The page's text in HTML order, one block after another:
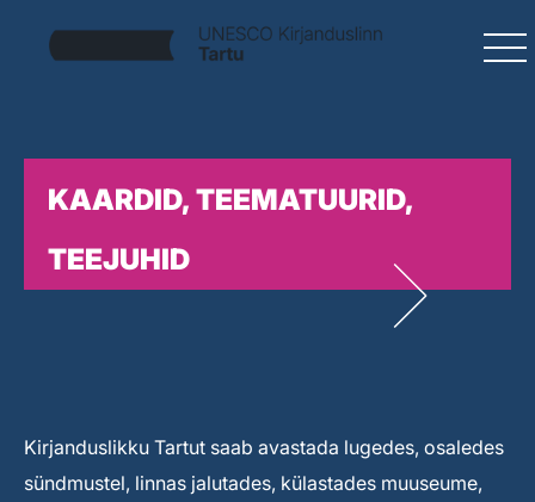
KAARDID, TEEMATUURID,
TEEJUHID
Kirjanduslikku Tartut saab avastada lugedes, osaledes
sündmustel, linnas jalutades, külastades muuseume,